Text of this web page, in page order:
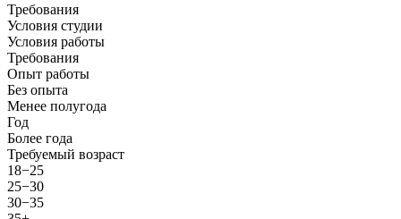
Требования
Условия студии
Условия работы
Требования
Опыт работы
Без опыта
Менее полугода
Год
Более года
Требуемый возраст
18−25
25−30
30−35